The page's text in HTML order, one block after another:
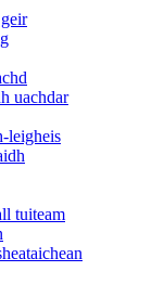
uachdar
leigheis
tuiteam